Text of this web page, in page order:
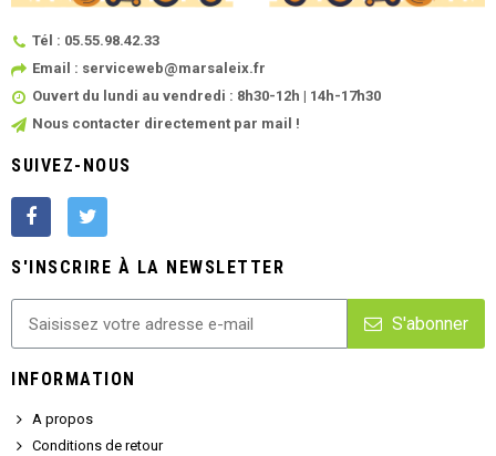
Tél : 05.55.98.42.33
Email : serviceweb@marsaleix.fr
Ouvert du lundi au vendredi : 8h30-12h | 14h-17h30
Nous contacter directement par mail !
SUIVEZ-NOUS
S'INSCRIRE À LA NEWSLETTER
S'abonner
INFORMATION
A propos
Conditions de retour